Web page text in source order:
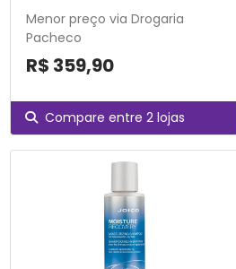
Menor preço via Drogaria
Pacheco
R$ 359,90
Compare entre 2 lojas